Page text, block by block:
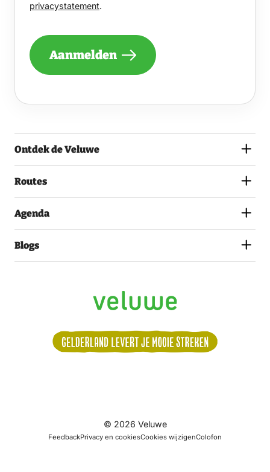
PER
EEN
ONTVANGEN
EN
HET
privacystatement.
Aanmelden
Ontdek de Veluwe
Routes
Agenda
Blogs
ons:
© 2026 Veluwe
FeedbackPrivacy en cookiesCookies wijzigenColofon